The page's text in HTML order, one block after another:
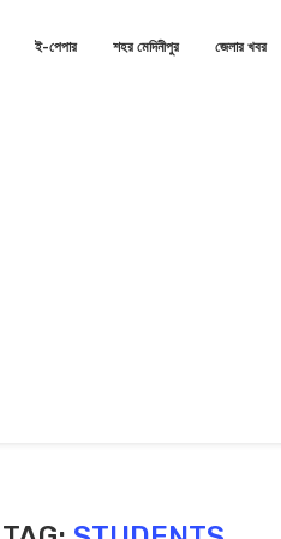
ই-পেপার শহর মেদিনীপুর জেলার খবর